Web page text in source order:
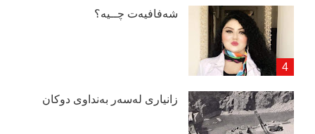
شەفافیەت چــیە؟
زانیاری لەسەر بەنداوی دوكان